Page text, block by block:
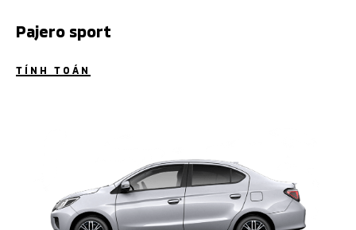
Pajero sport
TÍNH TOÁN